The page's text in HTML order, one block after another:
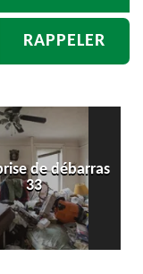
Débarras
d'appartement 33